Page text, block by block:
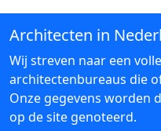
Architecten in
Wij streven naar een
architectenbureaus die
Onze gegevens worden
op de site genoteerd.